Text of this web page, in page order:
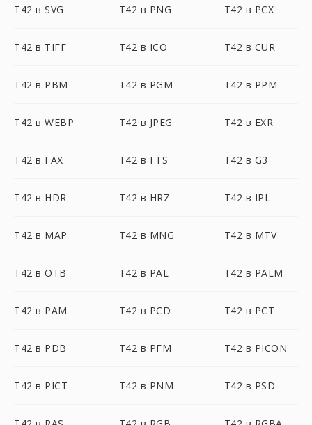
T42 в SVG T42 в PNG T42 в PCX
T42 в TIFF T42 в ICO T42 в CUR
T42 в PBM T42 в PGM T42 в PPM
T42 в WEBP T42 в JPEG T42 в EXR
T42 в FAX T42 в FTS T42 в G3
T42 в HDR T42 в HRZ T42 в IPL
T42 в MAP T42 в MNG T42 в MTV
T42 в OTB T42 в PAL T42 в PALM
T42 в PAM T42 в PCD T42 в PCT
T42 в PDB T42 в PFM T42 в PICON
T42 в PICT T42 в PNM T42 в PSD